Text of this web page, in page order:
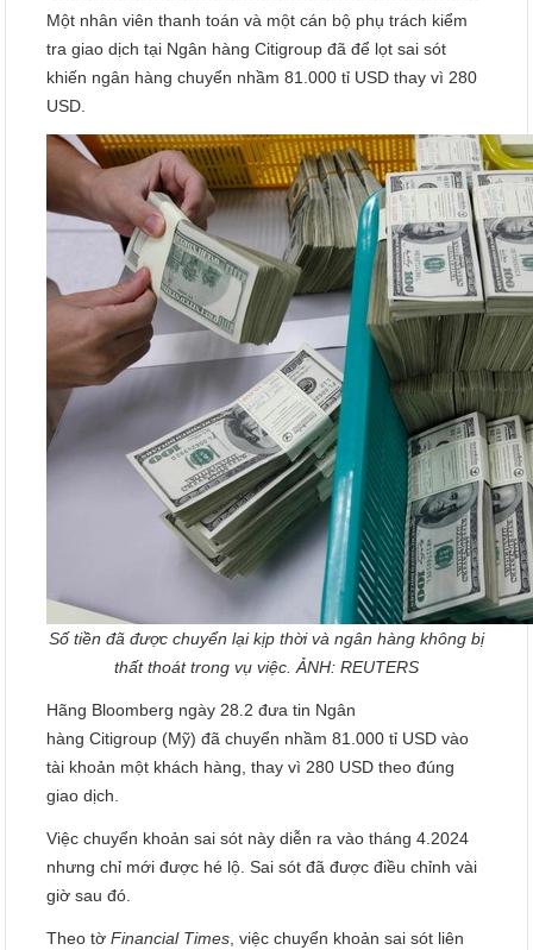
Một nhân viên thanh toán và một cán bộ phụ trách kiểm
tra giao dịch tại Ngân hàng Citigroup đã để lọt sai sót
khiến ngân hàng chuyển nhầm 81.000 tỉ USD thay vì 280
USD.
Số tiền đã được chuyển lại kịp thời và ngân hàng không bị
thất thoát trong vụ việc. ẢNH: REUTERS
Hãng Bloomberg ngày 28.2 đưa tin Ngân
hàng Citigroup (Mỹ) đã chuyển nhầm 81.000 tỉ USD vào
tài khoản một khách hàng, thay vì 280 USD theo đúng
giao dịch.
Việc chuyển khoản sai sót này diễn ra vào tháng 4.2024
nhưng chỉ mới được hé lộ. Sai sót đã được điều chỉnh vài
giờ sau đó.
Theo tờFinancial Times, việc chuyển khoản sai sót liên